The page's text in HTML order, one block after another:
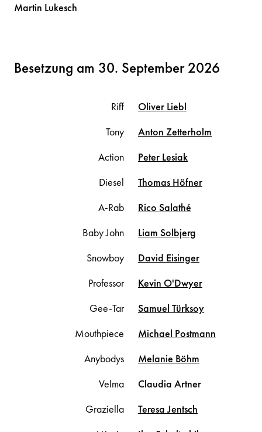
Martin Lukesch
Besetzung am 30. September 2026
Riff Oliver Liebl
Tony
Anton Zetterholm
Action
Peter Lesiak
Diesel
Thomas Höfner
A-Rab
Rico Salathé
Baby John
Liam Solbjerg
Snowboy
David Eisinger
Professor
Kevin O'Dwyer
Gee-Tar
Samuel Türksoy
Mouthpiece
Michael Postmann
Anybodys
Melanie Böhm
Velma
Claudia Artner
Graziella
TeresaJentsch